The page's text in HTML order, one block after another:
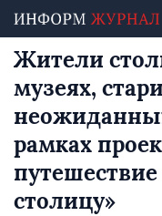
Жители
музеях,
рамках
столицу»